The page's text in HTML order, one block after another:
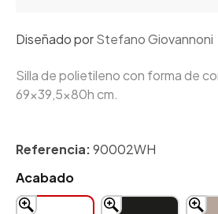
Diseñado porStefano Giovannoni
Silla de polietileno con forma de
69x39,5x80h cm.
Referencia:90002WH
Acabado